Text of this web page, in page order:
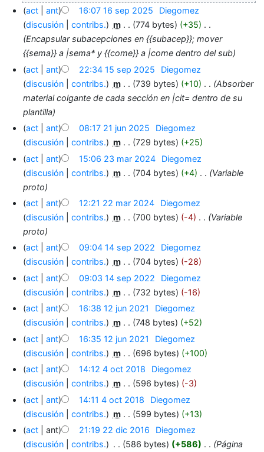
act
ant 16:07 16 sep 2025
Diegomez
discusión
contribs. m 774 bytes +35
Encapsular subacepciones en {{subacep}}; mover
{{sema}} a |sema* y {{come}} a |come dentro del sub
act
ant 22:34 15 sep 2025
Diegomez
discusión
contribs. m 739 bytes +10
Absorber
material colgante de cada sección en |cit= dentro de su
plantilla
act
ant 08:17 21 jun 2025
Diegomez
discusión
contribs. m 729 bytes
+25
act
ant 15:06 23 mar 2024
Diegomez
discusión
contribs. m 704 bytes +4
Variable
proto
act
ant 12:21 22 mar 2024
Diegomez
discusión
contribs. m 700 bytes -4
Variable
proto
act
ant 09:04 14 sep 2022
Diegomez
discusión
contribs. m 704 bytes
-28
act
ant 09:03 14 sep 2022
Diegomez
discusión
contribs. m 732 bytes
-16
act
ant 16:38 12 jun 2021
Diegomez
discusión
contribs. m 748 bytes
+52
act
ant 16:35 12 jun 2021
Diegomez
discusión
contribs. m 696 bytes
+100
act
ant 14:12 4 oct 2018
Diegomez
discusión
contribs. m 596 bytes
-3
act
ant 14:11 4 oct 2018
Diegomez
discusión
contribs. m 599 bytes
+13
act
ant 21:19 22 dic 2016
Diegomez
discusión
contribs. 586 bytes +586
Página